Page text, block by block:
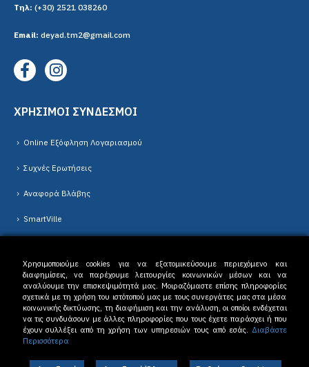
Τηλ: (+30) 2521 038260
Email: deyad.tm2@gmail.com
ΧΡΗΣΙΜΟΙ ΣΥΝΔΕΣΜΟΙ
Online Εξόφληση Λογαριασμού
Συχνές Ερωτήσεις
Αναφορά Βλάβης
SmartVille
Δ.Ε.Υ.Α. Δράμας © 2023. All Rights Reserved. |Όροι Χρήσης-Πολιτική
Χρησιμοποιούμε cookies για να εξατομικεύσουμε περιεχόμενο και
διαφημίσεις, να παρέχουμε λειτουργίες κοινωνικών μέσων και να
αναλύουμε την επισκεψιμότητά μας. Μοιραζόμαστε επίσης πληροφορίες
σχετικά με τη χρήση του ιστότοπού μας με τους συνεργάτες μας στα μέσα
κοινωνικής δικτύωσης, τη διαφήμιση και την ανάλυση, οι οποίοι ενδέχεται
να τις συνδυάσουν με άλλες πληροφορίες που τους έχετε παράσχει ή που
έχουν συλλέξει από τη χρήση των υπηρεσιών τους από εσάς. Διαβάστε
Περισσότερα